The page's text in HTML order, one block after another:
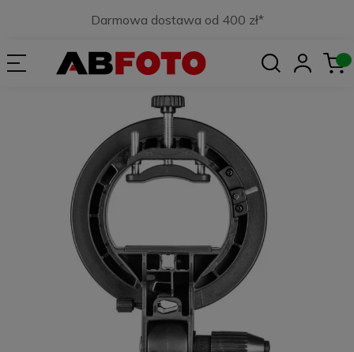
Darmowa dostawa od 400 zł*